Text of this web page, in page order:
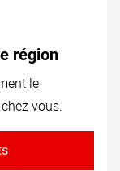
région
le
vous.